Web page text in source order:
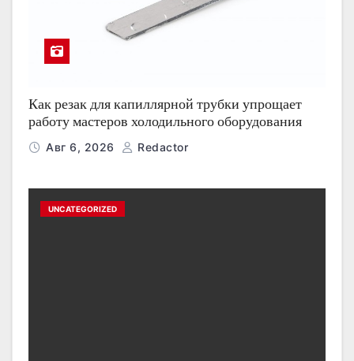
Как резак для капиллярной трубки упрощает
работу мастеров холодильного оборудования
Авг 6, 2026 Redactor
UNCATEGORIZED